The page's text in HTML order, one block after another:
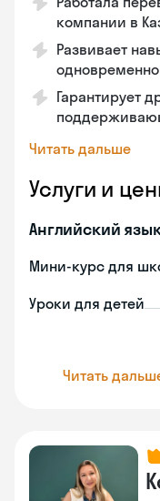
компании в
Развивает
одновременно
Гарантирует
Читать дальше
Услуги и
Английский
Мини-курс для
Уроки для детей
Читать